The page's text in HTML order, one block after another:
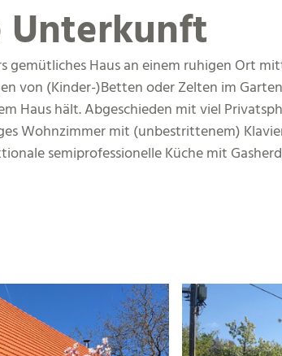
Unterkunft
gemütliches Haus an einem ruhigen Ort
von (Kinder-)Betten oder Zelten im
Haus hält. Abgeschieden mit viel
Wohnzimmer mit (unbestrittenem)
semiprofessionelle Küche mit